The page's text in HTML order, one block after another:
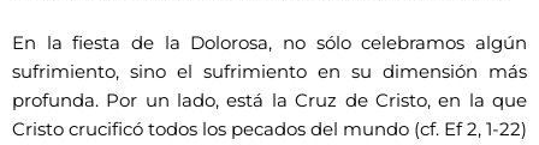
En la fiesta de la Dolorosa, no sólo celebramos algún
sufrimiento, sino el sufrimiento en su dimensión más
profunda. Por un lado, está la Cruz de Cristo, en la que
Cristo crucificó todos los pecados del mundo (cf. Ef 2, 1-22)